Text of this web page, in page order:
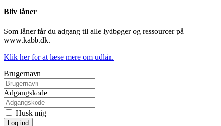
Bliv låner
Som låner får du adgang til alle lydbøger og ressourcer på
www.kabb.dk.
Klik her for at læse mere om udlån.
Brugernavn
Adgangskode
Husk mig